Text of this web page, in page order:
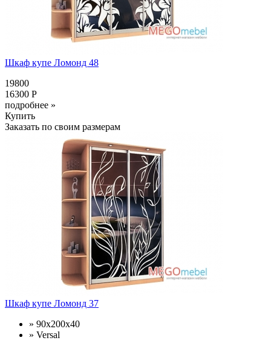
Шкаф купе Ломонд 48
19800
16300 Р
подробнее »
Купить
Заказать по своим размерам
Шкаф купе Ломонд 37
» 90x200x40
» Versal